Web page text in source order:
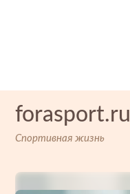
forasport.ru
Спортивная жизнь